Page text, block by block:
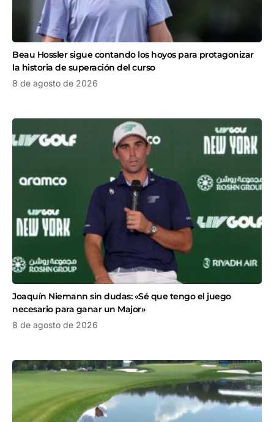
Beau Hossler sigue contando los hoyos para protagonizar
la historia de superación del curso
8 de agosto de 2026
Joaquín Niemann sin dudas: «Sé que tengo el juego
necesario para ganar un Major»
8 de agosto de 2026